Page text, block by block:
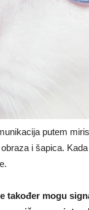
putem
i šapica.
također mogu